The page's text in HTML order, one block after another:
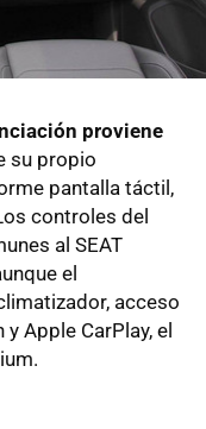
proviene
su propio
pantalla táctil,
controles del
al SEAT
el
acceso
Apple CarPlay, el